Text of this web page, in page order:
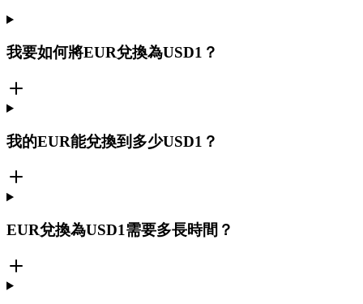
我要如何將EUR兌換為USD1？
我的EUR能兌換到多少USD1？
EUR兌換為USD1需要多長時間？